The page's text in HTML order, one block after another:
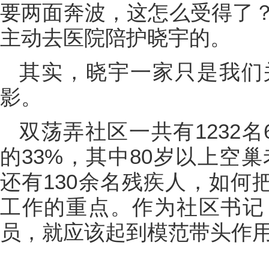
要两面奔波，这怎么受得了
主动去医院陪护晓宇的。
其实，晓宇一家只是我
影。
双荡弄社区一共有1232
的33%，其中80岁以上空
还有130余名残疾人，如何
工作的重点。作为社区书
员，就应该起到模范带头作